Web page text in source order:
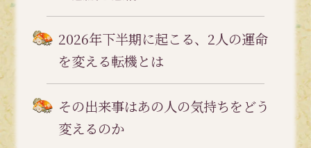
2026年下半期に起こる、2人の運命
を変える転機とは
その出来事はあの人の気持ちをどう
変えるのか